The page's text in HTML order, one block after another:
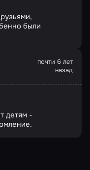
были
почти 6 лет
назад
детям -